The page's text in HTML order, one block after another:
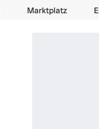
Marktplatz